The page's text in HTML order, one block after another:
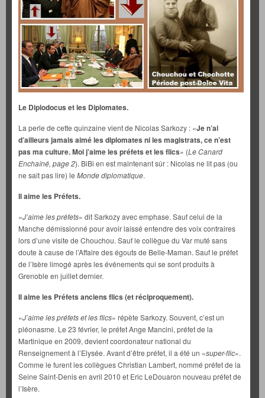
Le Diplodocus et les Diplomates.
La perle de cette quinzaine vient de Nicolas Sarkozy : «Je n’ai
d’ailleurs jamais aimé les diplomates ni les magistrats, ce n’est
pas ma culture. Moi j’aime les préfets et les flics» (Le Canard
Enchaîné, page 2). BiBi en est maintenant sûr : Nicolas ne lit pas (ou
ne sait pas lire) le Monde diplomatique.
Il aime les Préfets.
«J’aime les préfets» dit Sarkozy avec emphase. Sauf celui de la
Manche démissionné pour avoir laissé entendre des voix contraires
lors d’une visite de Chouchou. Sauf le collègue du Var muté sans
doute à cause de l’Affaire des égouts de Belle-Maman. Sauf le préfet
de l’Isère limogé après les événements qui se sont produits à
Grenoble en juillet dernier.
Il aime les Préfets anciens flics (et réciproquement).
«J’aime les préfets et les flics» répète Sarkozy. Souvent, c’est un
pléonasme. Le 23 février, le préfet Ange Mancini, préfet de la
Martinique en 2009, devient coordonateur national du
Renseignement à l’Elysée. Avant d’être préfet, il a été un «super-flic».
Comme le furent les collègues Christian Lambert, nommé préfet de la
Seine Saint-Denis en avril 2010 et Eric LeDouaron nouveau préfet de
l’Isère.